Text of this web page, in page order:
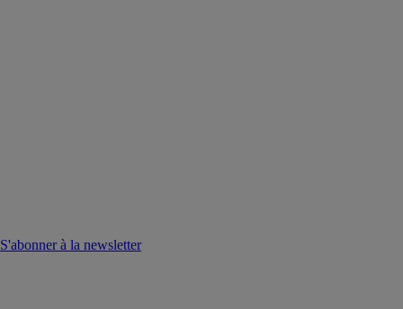
S'abonner à la newsletter